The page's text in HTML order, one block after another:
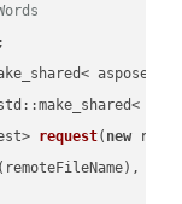
request( new